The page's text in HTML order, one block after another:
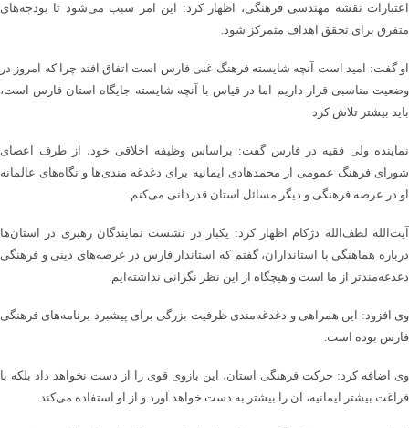
اعتبارات نقشه مهندسی فرهنگی، اظهار کرد: این امر سبب می‌شود تا بودجه‌های
متفرق برای تحقق اهداف متمرکز شود.
او گفت: امید است آنچه شایسته فرهنگ غنی فارس است اتفاق افتد چرا که امروز در
وضعیت مناسبی قرار داریم اما در قیاس با آنچه شایسته جایگاه استان فارس است،
باید بیشتر تلاش کرد
نماینده ولی فقیه در فارس گفت: براساس وظیفه اخلاقی خود، از طرف اعضای
شورای فرهنگ عمومی از محمدهادی ایمانیه برای دغدغه مندی‌ها و نگاه‌های عالمانه
او در عرصه فرهنگی و دیگر مسائل استان قدردانی می‌کنم.
آیت‌الله لطف‌الله دژکام اظهار کرد: یکبار در نشست نمایندگان رهبری در استان‌ها
درباره هماهنگی با استانداران، گفتم که استاندار فارس در عرصه‌های دینی و فرهنگی
دغدغه‌مندتر از ما است و هیچگاه از این نظر نگرانی نداشته‌ایم.
وی افزود: این همراهی و دغدغه‌مندی ظرفیت بزرگی برای پیشبرد برنامه‌های فرهنگی
فارس بوده است.
وی اضافه کرد: حرکت فرهنگی استان، این بازوی قوی را از دست نخواهد داد بلکه با
فراغت بیشتر ایمانیه، آن را بیشتر به دست خواهد آورد و از او استفاده می‌کند.